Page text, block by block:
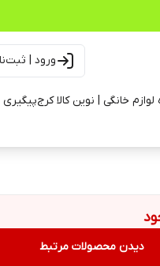
ورود |
خانگی | نوین کالا کرج
دیدن محصولات مرتبط